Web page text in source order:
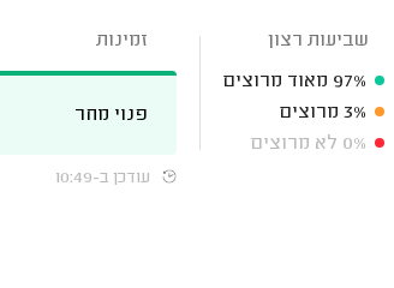
שביעות רצון
97% מאוד מרוצים
3% מרוצים
0% לא מרוצים
זמינות
פנוי מחר
עודכן ב-10:49